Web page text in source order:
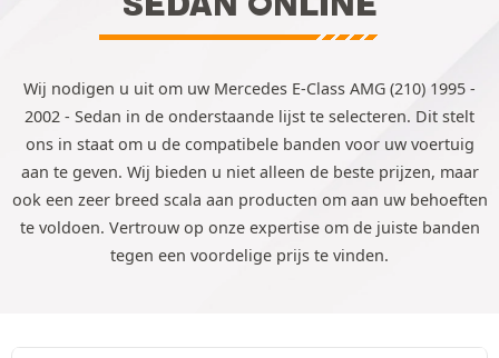
Wij nodigen u uit om uw Mercedes E-Class AMG (210) 1995 -
2002 - Sedan in de onderstaande lijst te selecteren. Dit stelt
ons in staat om u de compatibele banden voor uw voertuig
aan te geven. Wij bieden u niet alleen de beste prijzen, maar
ook een zeer breed scala aan producten om aan uw behoeften
te voldoen. Vertrouw op onze expertise om de juiste banden
tegen een voordelige prijs te vinden.